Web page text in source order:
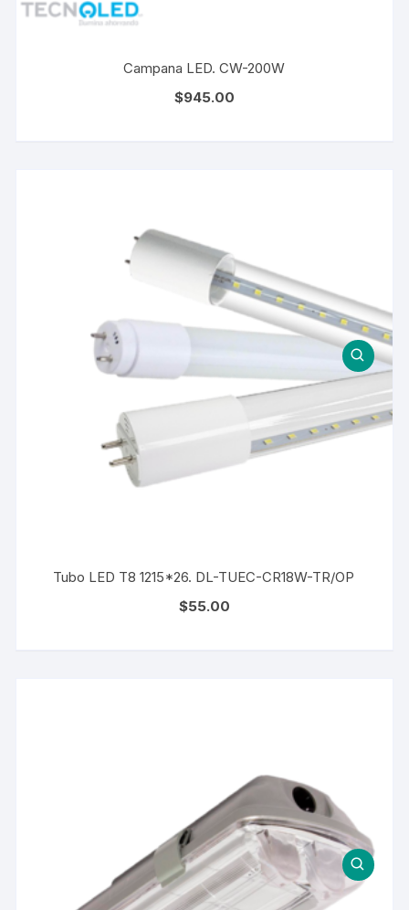
Campana LED. CW-200W
$945.00
Tubo LED T8 1215*26. DL-TUEC-CR18W-TR/OP
$55.00